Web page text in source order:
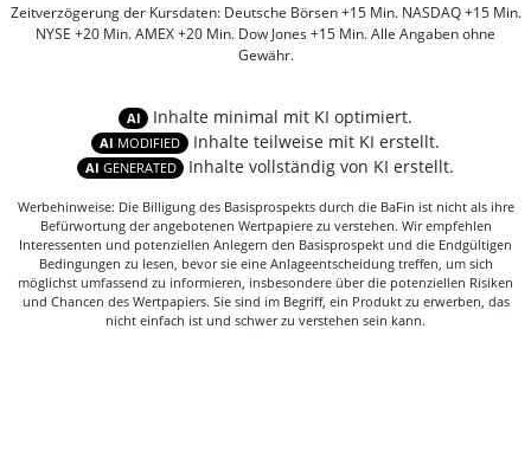
Zeitverzögerung der Kursdaten: Deutsche Börsen +15 Min. NASDAQ +15 Min.
NYSE +20 Min. AMEX +20 Min. Dow Jones +15 Min. Alle Angaben ohne
Gewähr.
AI Inhalte minimal mit KI optimiert.
AI MODIFIED Inhalte teilweise mit KI erstellt.
AI GENERATED Inhalte vollständig von KI erstellt.
Werbehinweise: Die Billigung des Basisprospekts durch die BaFin ist nicht als ihre
Befürwortung der angebotenen Wertpapiere zu verstehen. Wir empfehlen
Interessenten und potenziellen Anlegern den Basisprospekt und die Endgültigen
Bedingungen zu lesen, bevor sie eine Anlageentscheidung treffen, um sich
möglichst umfassend zu informieren, insbesondere über die potenziellen Risiken
und Chancen des Wertpapiers. Sie sind im Begriff, ein Produkt zu erwerben, das
nicht einfach ist und schwer zu verstehen sein kann.